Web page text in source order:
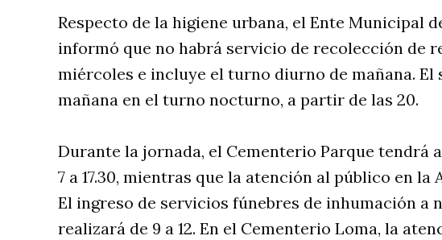
Respecto de la higiene urbana, el Ente Municipal
informó que no habrá servicio de recolección de
miércoles e incluye el turno diurno de mañana.
mañana en el turno nocturno, a partir de las 20.
Durante la jornada, el Cementerio Parque tendrá
7 a 17.30, mientras que la atención al público en la
El ingreso de servicios fúnebres de inhumación a
realizará de 9 a 12. En el Cementerio Loma, la